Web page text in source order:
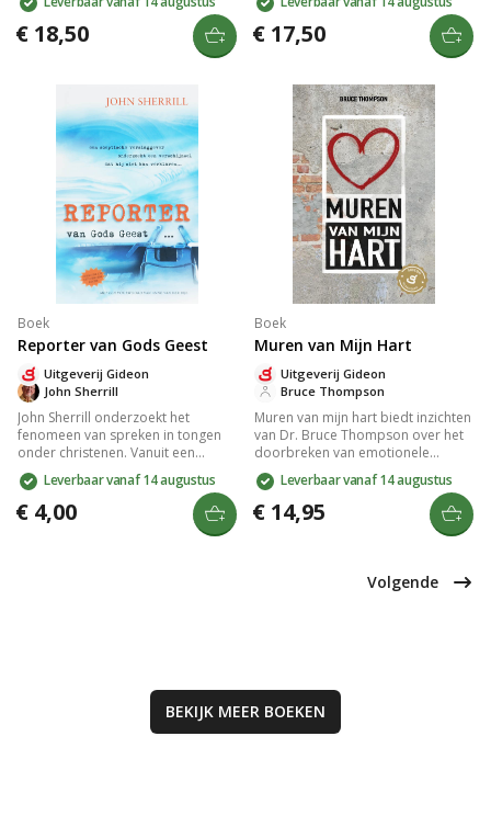
atheïsme, prikkelend tot
zelfreflectie en verandering. Dit
boek confronteert en inspireert
met authenticiteit en bijbels inzicht,
€ 18,50
oprechte, radicale gemeenschap
van de vroege kerk. Dit boek biedt
inzichten over authentiek Kerk-zijn,
bekritiseert moderne structuren en
geloof te herontdekken.
€ 17,50
Boek
Reporter van Gods Geest
John Sherrill
Uitgeverij Gideon
John Sherrill onderzoekt het
fenomeen van spreken in tongen
onder christenen. Vanuit een
sceptische houding verkent hij
Bijbelse bronnen en spreekt met
betrokkenen, waarbij hij geraakt
wordt door hun oprechte geloof
en nuchtere benadering. Dit boek
Leverbaar vanaf 14 augustus
€ 4,00
Boek
Muren van Mijn Hart
Bruce Thompson
Uitgeverij Gideon
Muren van mijn hart biedt inzichten
van Dr. Bruce Thompson over het
doorbreken van emotionele
barrières voor persoonlijke groei.
Gebaseerd op bijbelse principes,
helpt dit wereldwijde bestseller je
te herstellen van relationele en
geestelijke schade. Geschreven
counselor, ideaal voor wie
emotionele vrijheid zoekt.
Leverbaar vanaf 14 augustus
€ 14,95
Volgende
BEKIJK MEER BOEKEN